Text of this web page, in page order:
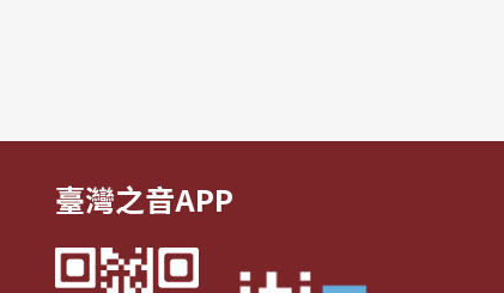
臺灣之音APP